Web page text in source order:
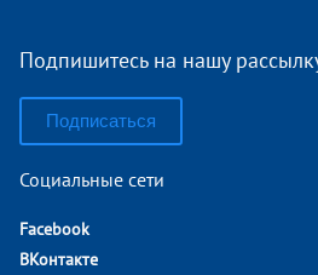
Подпишитесь на нашу
Подписаться
Социальные сети
Facebook
ВКонтакте